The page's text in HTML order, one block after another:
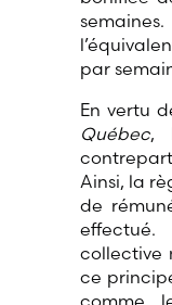
par
En vertu
Québec,
Ainsi, la
de
collective
ce
comme